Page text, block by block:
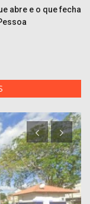
abre e o que fecha